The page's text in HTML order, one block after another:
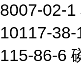
8007-02-1
10117-
115-86-6